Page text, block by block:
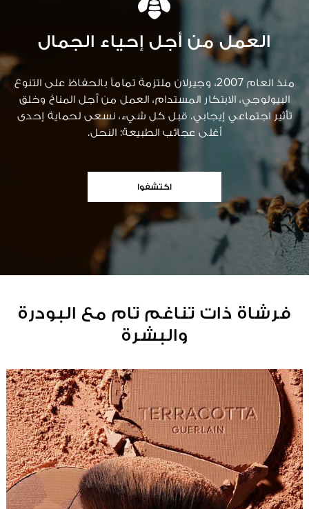
العمل من أجل إحياء الجمال
منذ العام 2007، وجيرلان ملتزمة تماماً بالحفاظ على التنوع
البيولوجي، الابتكار المستدام، العمل من أجل المناخ وخلق
تأثير اجتماعي إيجابي. قبل كل شيء، نسعى لحماية إحدى
أغلى عجائب الطبيعة: النحل.
اكتشفوا
فرشاة ذات تناغم تام مع البودرة
والبشرة